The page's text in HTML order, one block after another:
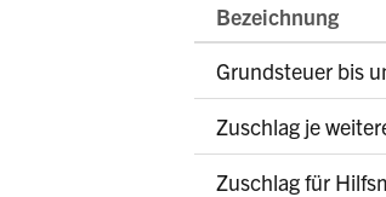
Bezeichnung
Grundsteuer bis
Zuschlag je
Zuschlag für